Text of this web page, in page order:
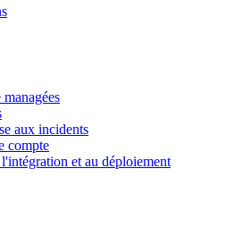
aux incidents
compte
et au déploiement